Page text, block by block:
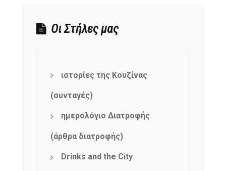
Οι Στήλες μας
ιστορίες της Κουζίνας
(συνταγές)
ημερολόγιο Διατροφής
(άρθρα διατροφής)
Drinks and the City